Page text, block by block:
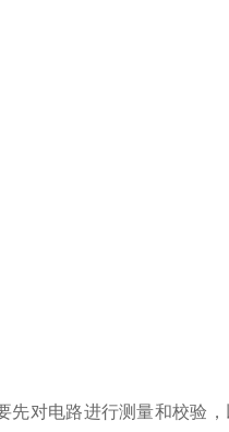
电路进行测量和校验，